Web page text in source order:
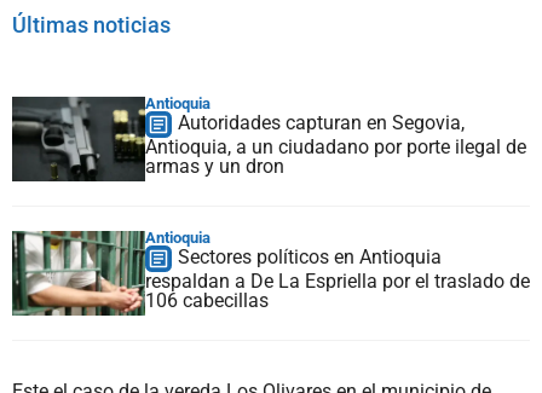
Últimas noticias
Antioquia
Autoridades capturan en Segovia,
Antioquia, a un ciudadano por porte ilegal de
armas y un dron
Antioquia
Sectores políticos en Antioquia
respaldan a De La Espriella por el traslado de
106 cabecillas